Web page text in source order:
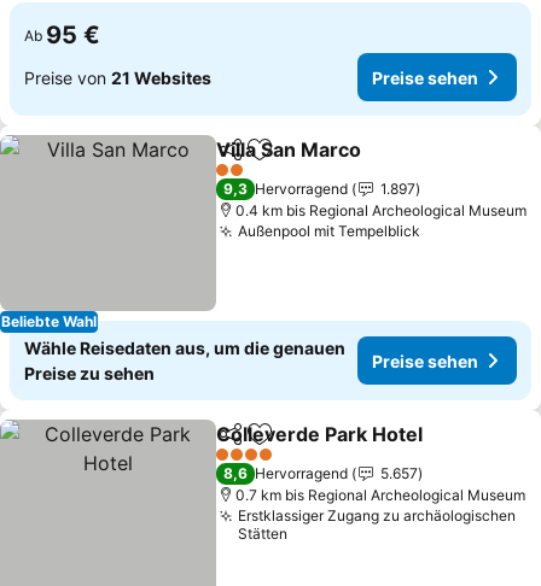
Ab 95 €
Preise von 21 Websites Preise sehen
Beliebte Wahl
TeilenZu Favoriten hinzufügen
Villa San Marco
2 Sterne
9,3 Hervorragend
1.897
0.4 km bis Regional Archeological Museum
Außenpool mit Tempelblick
Wähle Reisedaten aus, um die genauen
Preise zu sehen
Preise sehen
TeilenZu Favoriten hinzufügen
Colleverde Park Hotel
4 Sterne
8,6 Hervorragend
5.657
0.7 km bis Regional Archeological Museum
Erstklassiger Zugang zu archäologischen
Stätten